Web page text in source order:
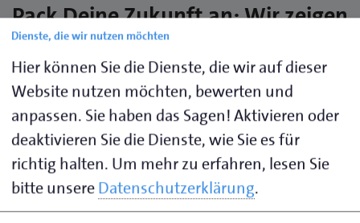
Pack Deine Zukunft an: Wir zeigen
Dir, wie’s geht!
Du bist dir unsicher, wohin dein Weg dich führen soll?
Weißt nicht genau, welcher Schritt der richtige ist?
Wir stehen dir zur Seite und helfen dir, deine
Orientierung zu finden. Gemeinsam gehen wir die
ersten Schritt in deine berufliche Zukunft.
Dienste, die wir nutzen möchten
Hier können Sie die Dienste, die wir auf dieser
Website nutzen möchten, bewerten und
anpassen. Sie haben das Sagen! Aktivieren oder
deaktivieren Sie die Dienste, wie Sie es für
richtig halten. Um mehr zu erfahren, lesen Sie
bitte unsereDatenschutzerklärung.